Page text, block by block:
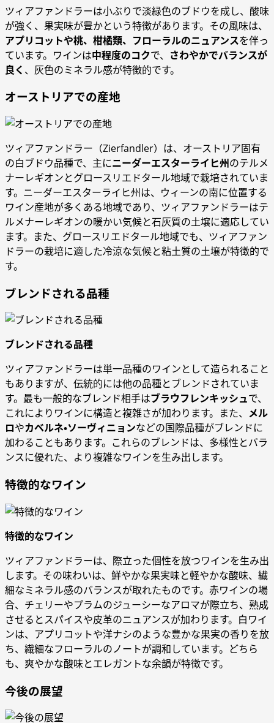
ツィアファンドラーは小ぶりで淡緑色のブドウを成し、酸味
が強く、果実味が豊かという特徴があります。その風味は、
アプリコットや桃、柑橘類、フローラルのニュアンスを伴っ
ています。ワインは中程度のコクで、 さわやかでバランスが
良く 、灰色のミネラル感が特徴的です。
オーストリアでの産地
ツィアファンドラー（Zierfandler）は、オーストリア固有
の白ブドウ品種で、主にニーダーエスターライヒ州のテルメ
ナーレギオンとグロースリエドタール地域で栽培されていま
す。ニーダーエスターライヒ州は、ウィーンの南に位置する
ワイン産地が多くある地域であり、ツィアファンドラーはテ
ルメナーレギオンの暖かい気候と石灰質の土壌に適応してい
ます。また、グロースリエドタール地域でも、ツィアファン
ドラーの栽培に適した冷涼な気候と粘土質の土壌が特徴的で
す。
ブレンドされる品種
ブレンドされる品種
ツィアファンドラーは単一品種のワインとして造られること
もありますが、伝統的には他の品種とブレンドされていま
す。最も一般的なブレンド相手はブラウフレンキッシュで、
これによりワインに構造と複雑さが加わります。また、 メル
ロやカベルネ・ソーヴィニョンなどの国際品種がブレンドに
加わることもあります。これらのブレンドは、多様性とバラ
ンスに優れた、より複雑なワインを生み出します。
特徴的なワイン
特徴的なワイン
ツィアファンドラーは、際立った個性を放つワインを生み出
します。その味わいは、鮮やかな果実味と軽やかな酸味、繊
細なミネラル感のバランスが取れたものです。赤ワインの場
合、チェリーやプラムのジューシーなアロマが際立ち、熟成
させるとスパイスや皮革のニュアンスが加わります。白ワイ
ンは、アプリコットや洋ナシのような豊かな果実の香りを放
ち、繊細なフローラルのノートが調和しています。どちら
も、爽やかな酸味とエレガントな余韻が特徴です。
今後の展望